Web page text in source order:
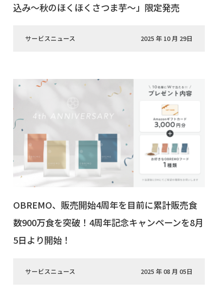
込み〜秋のほくほくさつま芋〜」限定発売
サービスニュース 2025 年 10 月 29日
OBREMO、販売開始4周年を目前に累計販売食
数900万食を突破！4周年記念キャンペーンを8月
5日より開始！
サービスニュース 2025 年 08 月 05日